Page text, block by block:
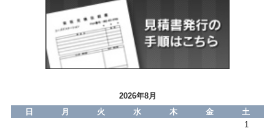
2026年8月
日
月 火 水 木 金
土
1